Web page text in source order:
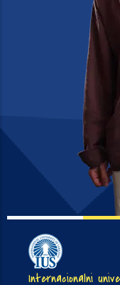
Internacionalni